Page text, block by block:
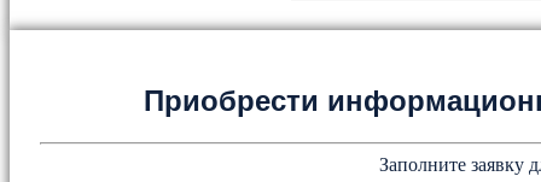
Приобрести
Заполните заявку